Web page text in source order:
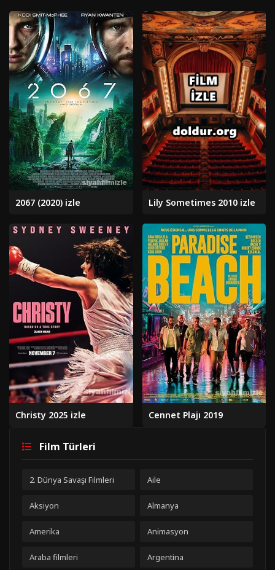
2067 (2020) izle Lily Sometimes 2010 izle
Christy 2025 izle Cennet Plajı 2019
Film Türleri
2. Dünya Savaşı Filmleri Aile
Aksiyon Almanya
Amerika Animasyon
Araba filmleri Argentina